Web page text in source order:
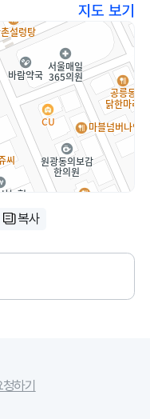
지도 보기
복사
하기